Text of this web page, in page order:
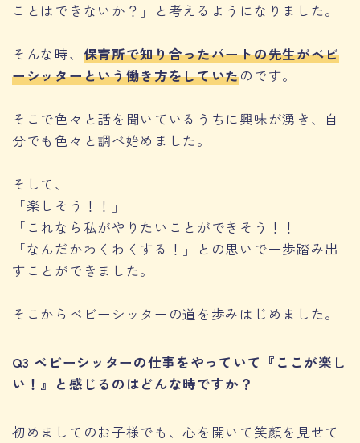
ことはできないか？」と考えるようになりました。
そんな時、 保育所で知り合ったパートの先生がベビ
ーシッターという働き方をしていたのです。
そこで色々と話を聞いているうちに興味が湧き、自
分でも色々と調べ始めました。
そして、
「楽しそう！！」
「これなら私がやりたいことができそう！！」
「なんだかわくわくする！」との思いで一歩踏み出
すことができました。
そこからベビーシッターの道を歩みはじめました。
Q3 ベビーシッターの仕事をやっていて『ここが楽し
い！』と感じるのはどんな時ですか？
初めましてのお子様でも、心を開いて笑顔を見せて